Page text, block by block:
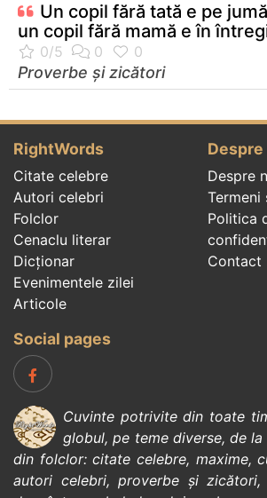
Un copil fără tată e pe
un copil fără mamă e în
Proverbe și zicători
RightWords
Citate celebre
Autori celebri
Folclor
Cenaclu literar
Dicționar
Evenimentele zilei
Articole
Despre
Despre
Termeni
Politica
Contact
Social pages
Cuvinte potrivite din toate
globul, pe teme diverse, de la
din folclor:citate celebre, maxime,
autori celebri,proverbe și zicători,